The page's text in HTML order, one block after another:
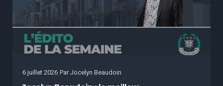
6 juillet 2026 Par Jocelyn Beaudoin